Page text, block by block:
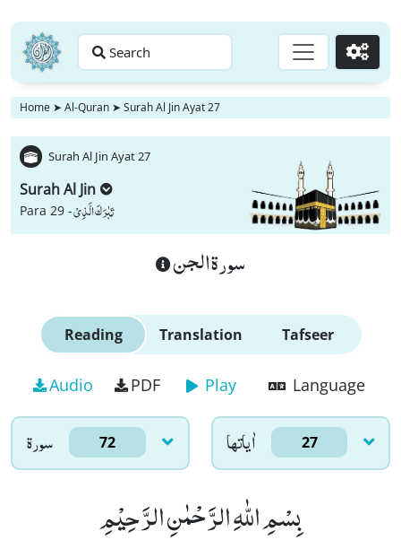
Search Go
Home ➤ Al-Quran ➤ Surah Al Jin Ayat 27
Surah Al Jin Ayat 27
Surah Al Jin
Para 29 -تَبٰرَكَ الَّذِیْ
سورة الجن
Reading Translation Tafseer
Audio PDF Play Language
سورۃ 72 اٰياتها 27
بِسْمِ اللّٰهِ الرَّحْمٰنِ الرَّحِیْمِ